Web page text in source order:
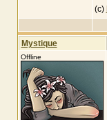
(с)
Mystique
Offline